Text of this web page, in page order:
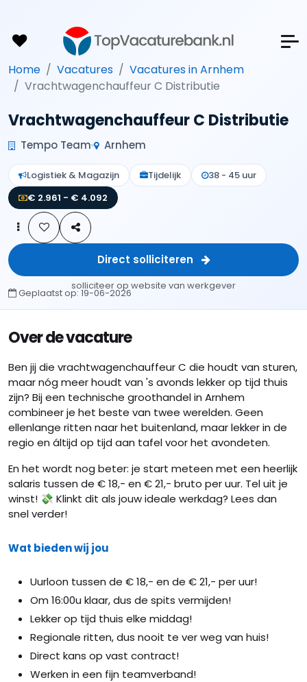
Home Vacatures
Vacatures in Arnhem
Vrachtwagenchauffeur C Distributie
Vrachtwagenchauffeur C Distributie
Tempo Team Arnhem
Logistiek & Magazijn Tijdelijk
38 - 45 uur
€ 2.961 - € 4.092
Direct solliciteren
solliciteer op website van werkgever
Geplaatst op:19-06-2026
Over de vacature
Ben jij die vrachtwagenchauffeur C die houdt van sturen,
maar nóg meer houdt van 's avonds lekker op tijd thuis
zijn? Bij een technische groothandel in Arnhem
combineer je het beste van twee werelden. Geen
ellenlange ritten naar het buitenland, maar lekker in de
regio en áltijd op tijd aan tafel voor het avondeten.
En het wordt nog beter: je start meteen met een heerlijk
salaris tussen de € 18,- en € 21,- bruto per uur. Tel uit je
winst! 💸 Klinkt dit als jouw ideale werkdag? Lees dan
snel verder!
Wat bieden wij jou
Uurloon tussen de € 18,- en de € 21,- per uur!
Om 16:00u klaar, dus de spits vermijden!
Lekker op tijd thuis elke middag!
Regionale ritten, dus nooit te ver weg van huis!
Direct kans op vast contract!
Werken in een fijn teamverband!